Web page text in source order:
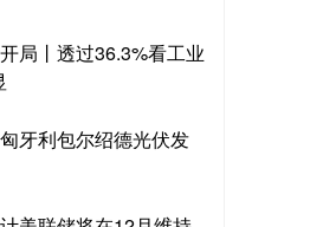
局丨透过36.3%看工业
牙利包尔绍德光伏发